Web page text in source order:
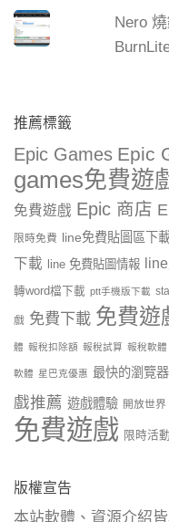
Nero
推薦標籤
Epic Games Epic
games免費遊
免費遊戲 Epic 商店
限時免費 line免費貼圖區下
下載
line 免費貼圖情報
轉word檔下載 ptt手機版下載
戲 免費下載 免費遊
體 報稅扣除額 報稅試算 報稅軟體
軟體 星巴克優惠 最快的瀏覽器
戲推薦 遊戲體驗 開放世界
免費遊戲 限時活動
版權宣告
本站軟體、資源介紹